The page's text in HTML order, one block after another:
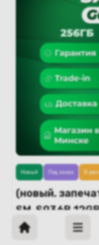
(новый.
SM-S936B
Под заказ
Новый Под заказ В